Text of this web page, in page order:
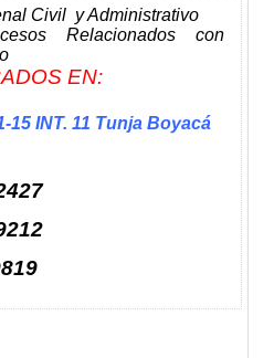
Civil y Administrativo
Relacionados con
EN:
15 INT. 11 Tunja Boyacá